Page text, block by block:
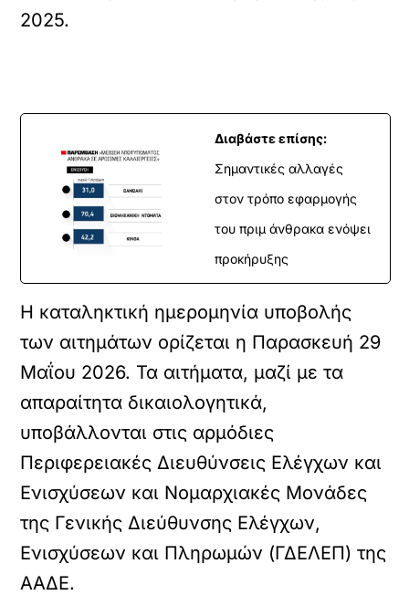
2025.
Διαβάστε επίσης:
Σημαντικές αλλαγές
στον τρόπο εφαρμογής
του πριμ άνθρακα ενόψει
προκήρυξης
Η καταληκτική ημερομηνία υποβολής
των αιτημάτων ορίζεται η Παρασκευή 29
Μαΐου 2026. Τα αιτήματα, μαζί με τα
απαραίτητα δικαιολογητικά,
υποβάλλονται στις αρμόδιες
Περιφερειακές Διευθύνσεις Ελέγχων και
Ενισχύσεων και Νομαρχιακές Μονάδες
της Γενικής Διεύθυνσης Ελέγχων,
Ενισχύσεων και Πληρωμών (ΓΔΕΛΕΠ) της
ΑΑΔΕ.